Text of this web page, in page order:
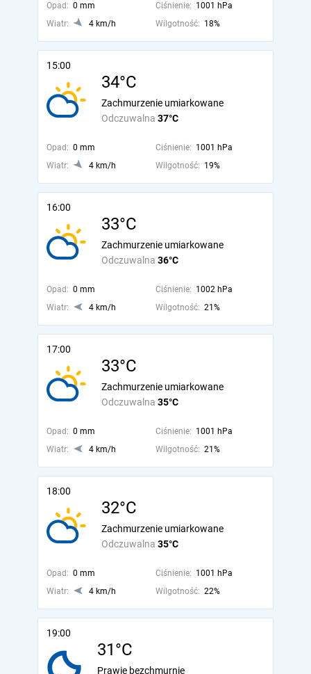
Opad: 0 mm Ciśnienie: 1001 hPa
Wiatr:
4 km/h Wilgotność: 18%
15:00
34°C
Odczuwalna 37°C
Zachmurzenie umiarkowane
Opad: 0 mm Ciśnienie: 1001 hPa
Wiatr:
4 km/h Wilgotność: 19%
16:00
33°C
Odczuwalna 36°C
Zachmurzenie umiarkowane
Opad: 0 mm Ciśnienie: 1002 hPa
Wiatr:
4 km/h Wilgotność: 21%
17:00
33°C
Odczuwalna 35°C
Zachmurzenie umiarkowane
Opad: 0 mm Ciśnienie: 1001 hPa
Wiatr:
4 km/h Wilgotność: 21%
18:00
32°C
Odczuwalna 35°C
Zachmurzenie umiarkowane
Opad: 0 mm Ciśnienie: 1001 hPa
Wiatr:
4 km/h Wilgotność: 22%
19:00
31°C
Prawie bezchmurnie